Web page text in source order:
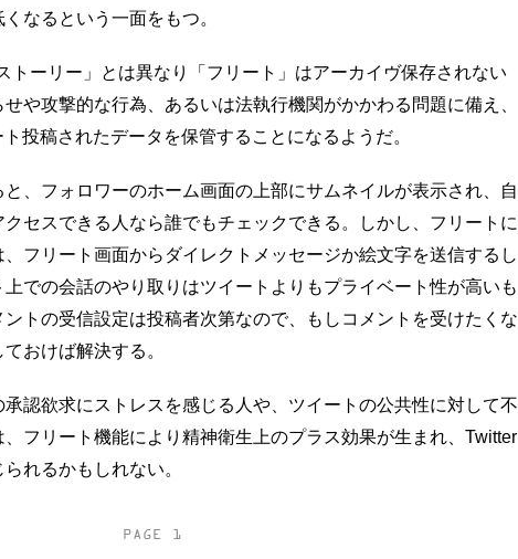
なるという一面をもつ。
トーリー」とは異なり「フリート」はアーカイヴ保存されない
や攻撃的な行為、あるいは法執行機関がかかわる問題に備え、
投稿されたデータを保管することになるようだ。
、フォロワーのホーム画面の上部にサムネイルが表示され、自
セスできる人なら誰でもチェックできる。しかし、フリートに
フリート画面からダイレクトメッセージか絵文字を送信するし
での会話のやり取りはツイートよりもプライベート性が高いも
トの受信設定は投稿者次第なので、もしコメントを受けたくな
おけば解決する。
認欲求にストレスを感じる人や、ツイートの公共性に対して不
フリート機能により精神衛生上のプラス効果が生まれ、Twitter
れるかもしれない。
PAGE 1